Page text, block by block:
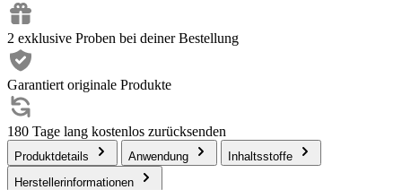
2 exklusive Proben bei deiner Bestellung
Garantiert originale Produkte
180 Tage lang kostenlos zurücksenden
Produktdetails Anwendung
Inhaltsstoffe
Herstellerinformationen